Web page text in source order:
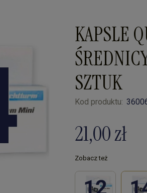
KAPSLE
SZTUK
Kod produktu:
21,00 zł
Zobacz też